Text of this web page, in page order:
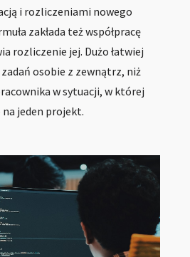
i rozliczeniami nowego
zakłada też współpracę
rozliczenie jej. Dużo łatwiej
osobie z zewnątrz, niż
w sytuacji, w której
jeden projekt.